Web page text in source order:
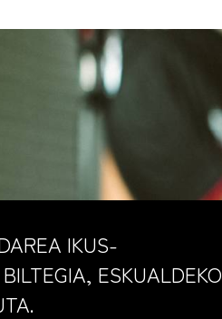
IKUS-
ESKUALDEKO